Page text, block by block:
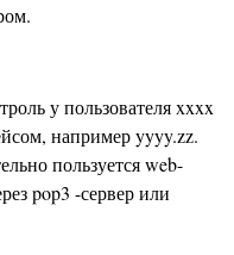
у пользователя xxxx
например yyyy.zz.
пользуется web-
pop3 -сервер или